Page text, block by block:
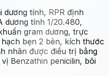
dương tính, RPR định
dương tính 1/20.480,
gram dương, trực
bẹn 2 bên, kích thước
nhân được điều trị bằng
Benzathin penicilin, bôi